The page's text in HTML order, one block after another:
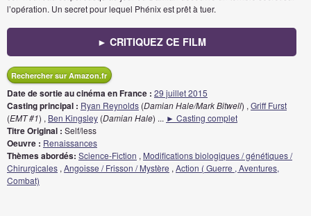
l’opération. Un secret pour lequel Phénix est prêt à tuer.
► CRITIQUEZ CE FILM
Rechercher sur Amazon.fr
Date de sortie au cinéma en France : 29 juillet 2015
Casting principal : Ryan Reynolds (Damian Hale/Mark Bitwell) , Griff Furst
(EMT #1) , Ben Kingsley (Damian Hale) ... ► Casting complet
Titre Original : Self/less
Oeuvre : Renaissances
Thèmes abordés: Science-Fiction , Modifications biologiques / génétiques /
Chirurgicales , Angoisse / Frisson / Mystère , Action ( Guerre , Aventures,
Combat)